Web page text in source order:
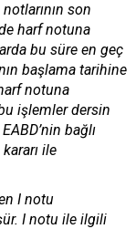
son
harf notuna
bu süre en geç
başlama tarihine
notuna
işlemler dersin
bağlı
ile
I notu
I notu ile ilgili